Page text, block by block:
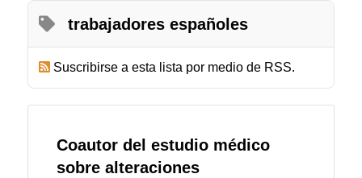
trabajadores españoles
Suscribirse a esta lista por medio de RSS.
Coautor del estudio médico
sobre alteraciones